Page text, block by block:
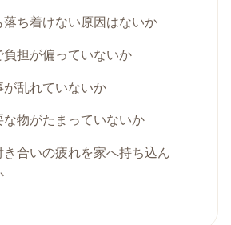
落ち着けない原因はないか
負担が偏っていないか
が乱れていないか
な物がたまっていないか
き合いの疲れを家へ持ち込ん